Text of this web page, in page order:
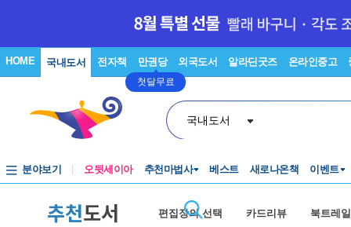
HOME 국내도서 전자책 만권당
첫달무료
외국도서 알라딘굿즈 온라인중고
국내도서
분야보기 오뒷세이아 추천마법사 베스트 새로나온책 이벤트
추천도서 편집장의 선택 카드리뷰 북트레